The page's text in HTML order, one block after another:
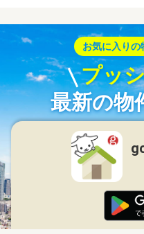
お気に入りの
プッ
最新の物